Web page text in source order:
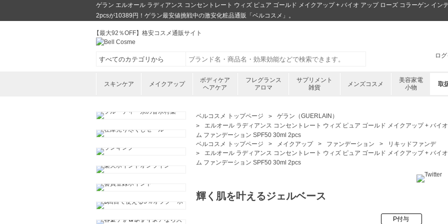
ゲラン エルオール ラディアンス コンセントレート ウィズ ピュア ゴールド メイクアップ + バイオ アップ ローズ コラーゲン イン
2pcsが10389円！ゲラン最安値挑戦中の激安化粧品通販「ベルコスメ」。
【最大92％OFF】格安コスメ通販サイト
ロ
スキンケア メイクアップ
ボディケア
ヘアケア
フレグランス
アロマ
サプリメント
雑貨
メンズコスメ
美容家電
小物
取
ベルコスメ トップページ
ゲラン（GUERLAIN）
エルオール ラディアンス コンセントレート ウィズ ピュア ゴールド メイクアップ + バイ
ム ファンデーション SPF50 30ml 2pcs
ベルコスメ トップページ
メイクアップ ファンデーション
リキッドファンデ
エルオール ラディアンス コンセントレート ウィズ ピュア ゴールド メイクアップ + バイ
ム ファンデーション SPF50 30ml 2pcs
輝く肌を叶えるジェルベース
P付与